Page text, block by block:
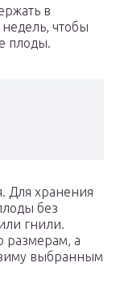
в
чтобы
плоды.
Для хранения
без
гнили.
размерам, а
зиму выбранным